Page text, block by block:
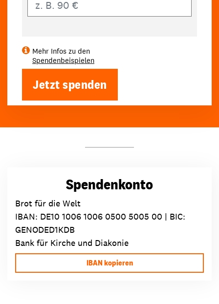
Mehr Infos zu den
Spendenbeispielen
Jetzt spenden
Spendenkonto
Brot für die Welt
IBAN: DE10 1006 1006 0500 5005 00 | BIC:
GENODED1KDB
Bank für Kirche und Diakonie
IBAN kopieren